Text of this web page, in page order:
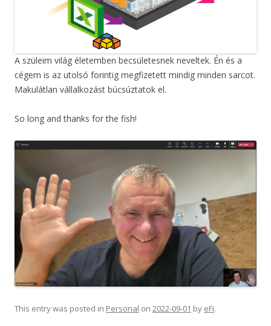
A szüleim világ életemben becsületesnek neveltek. Én és a
cégem is az utolsó forintig megfizetett mindig minden sarcot.
Makulátlan vállalkozást búcsúztatok el.
So long and thanks for the fish!
This entry was posted in Personal on 2022-09-01 by eFi.